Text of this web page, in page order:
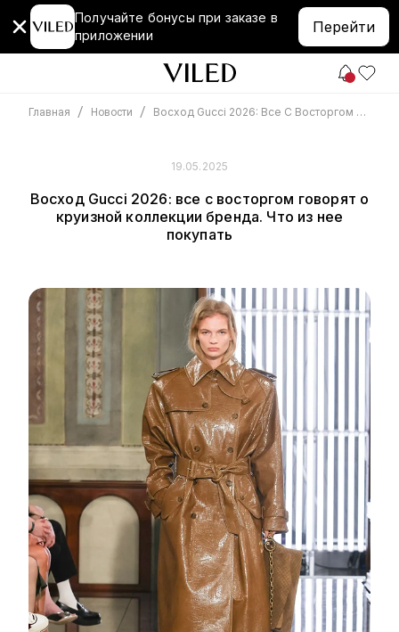
Получайте бонусы при заказе в
приложении
Перейти
Главная / Новости / Восход Gucci 2026: Все С Восторгом Говорят О Круизной Коллекции Бренда. Что Из Нее Покупать
19.05.2025
Восход Gucci 2026: все с восторгом говорят о
круизной коллекции бренда. Что из нее
покупать